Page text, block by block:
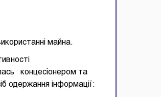
майна.
концесіонером та
одержання інформації: